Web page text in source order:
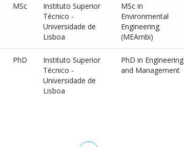
MSc
Instituto Superior
Técnico -
Universidade de
Lisboa
MSc in
Environmental
Engineering
(MEAmbi)
PhD
Instituto Superior
Técnico -
Universidade de
Lisboa
PhD in Engineering
and Management